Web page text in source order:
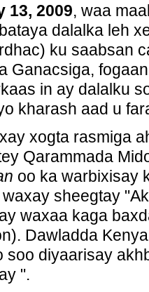
13, 2009, waa
dalalka leh
ku saabsan
Ganacsiga,
in ay dalalku
kharash aad u
xogta rasmiga
Qarammada
oo ka warbixisay
sheegtay
waxaa kaga
Dawladda
soo diyaarisay
".